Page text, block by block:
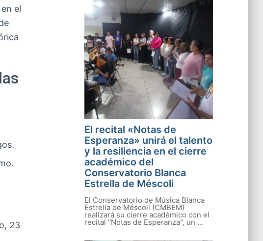
el
23
El recital «Notas de
Esperanza» unirá el talento
y la resiliencia en el cierre
académico del
Conservatorio Blanca
Estrella de Méscoli
El Conservatorio de Música Blanca
Estrella de Méscoli (CMBEM)
realizará su cierre académico con el
recital "Notas de Esperanza", un ...